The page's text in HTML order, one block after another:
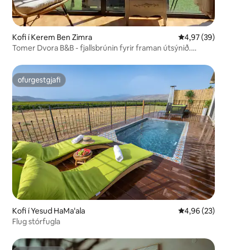
Kofi í Kerem Ben Zimra 4,97 af 5 í
4,97 (39)
Tomer Dvora B&B - fjallsbrúnin fyrir framan útsýnið.
ofurgestgjafi
ofurgestgjafi
Kofi í Yesud HaMa'ala 4,96 af 5 í
4,96 (23)
Flug stórfugla